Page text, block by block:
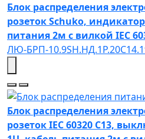
Блок распределения
розеток Schuko,
питания 2м с вилкой IEC
ЛЮ-БРП-
Блок распределения
розеток IEC 60320 C13,